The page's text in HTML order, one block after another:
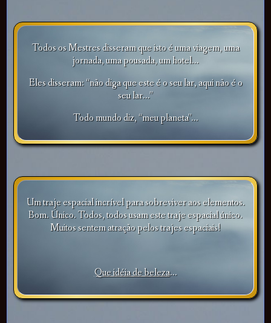
Todos os Mestres disseram que isto é uma viagem, uma
jornada, uma pousada, um hotel...
Eles disseram: “não diga que este é o seu lar, aqui não é o
seu lar...”
Todo mundo diz, “meu planeta”...
Um traje espacial incrível para sobreviver aos elementos.
Bom. Único. Todos, todos usam este traje espacial único.
Muitos sentem atração pelos trajes espaciais!
Que idéia de beleza...